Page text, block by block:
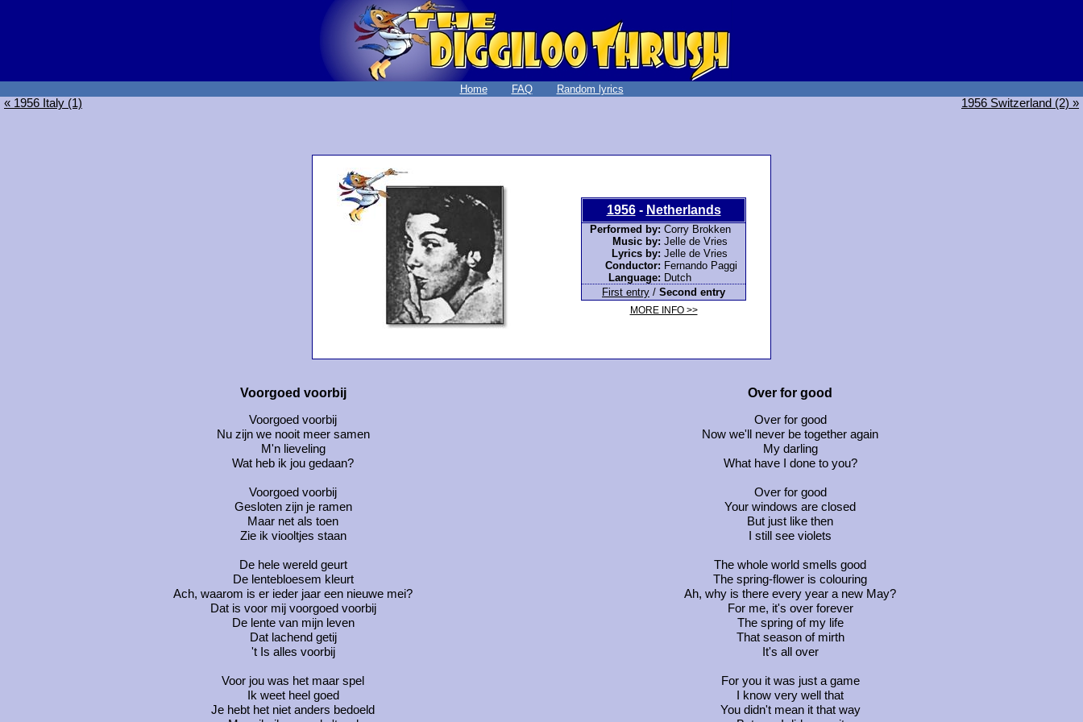
Home FAQ Random lyrics
« 1956 Italy (1) 1956 Switzerland (2) »
1956- Netherlands
Performed by: Corry Brokken
Music by: Jelle de Vries
Lyrics by: Jelle de Vries
Conductor: Fernando Paggi
Language: Dutch
First entry / Second entry
MORE INFO >>
Voorgoed voorbij Over for good
Voorgoed voorbij
Over for good
Nu zijn we nooit meer samen
Now we'll never be together again
M'n lieveling
My darling
Wat heb ik jou gedaan?
What have I done to you?
Voorgoed voorbij
Over for good
Gesloten zijn je ramen
Your windows are closed
Maar net als toen
But just like then
Zie ik viooltjes staan
I still see violets
De hele wereld geurt
The whole world smells good
De lentebloesem kleurt
The spring-flower is colouring
Ach, waarom is er ieder jaar een nieuwe mei?
Ah, why is there every year a new May?
Dat is voor mij voorgoed voorbij
For me, it's over forever
De lente van mijn leven
The spring of my life
Dat lachend getij
That season of mirth
't Is alles voorbij
It's all over
Voor jou was het maar spel
For you it was just a game
Ik weet heel goed
I know very well that
Je hebt het niet anders bedoeld
You didn't mean it that way